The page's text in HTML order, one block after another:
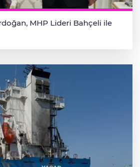
MHP Lideri Bahçeli ile